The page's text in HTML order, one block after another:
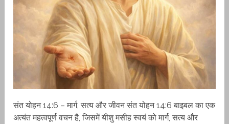
संत योहन 14:6 – मार्ग, सत्य और जीवन संत योहन 14:6 बाइबल का एक
अत्यंत महत्वपूर्ण वचन है, जिसमें यीशु मसीह स्वयं को मार्ग, सत्य और